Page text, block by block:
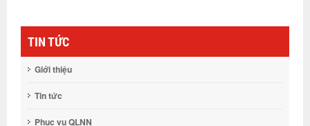
TIN TỨC
Giới thiệu
Tin tức
Phục vụ QLNN